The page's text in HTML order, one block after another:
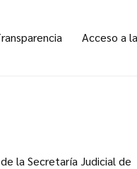
Acceso a
la Secretaría Judicial de